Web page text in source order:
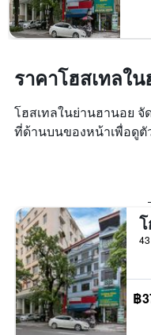
แผนภูมิ
มี
แกน
แกน
ดง
ราคา
เฉลี่ย
ราคาโฮสเทลใ
โฮสเทลในย่านฮานอย จั
ที่ด้านบนของหน้าเพื่อดูตั
฿